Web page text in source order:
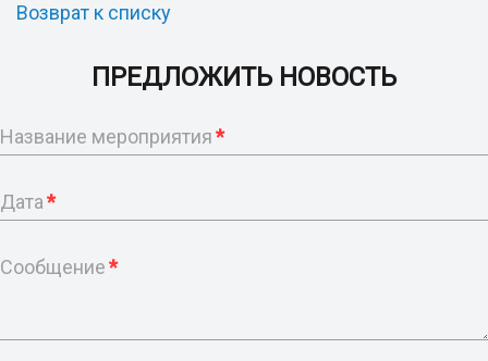
Возврат к списку
ПРЕДЛОЖИТЬ НОВОСТЬ
Название мероприятия*
Дата*
Сообщение*